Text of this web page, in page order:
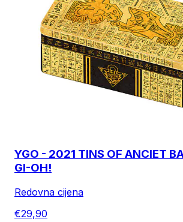
YGO - 2021 TINS OF ANCIET
GI-OH!
Redovna cijena
€29,90